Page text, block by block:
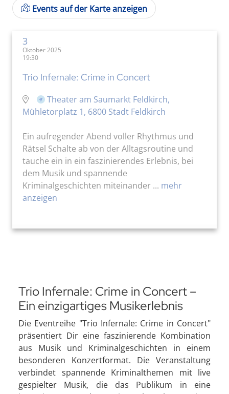
Events auf der Karte anzeigen
3
Oktober 2025
19:30
Trio Infernale: Crime in Concert
Theater am Saumarkt Feldkirch,
Mühletorplatz 1, 6800 Stadt Feldkirch
Ein aufregender Abend voller Rhythmus und
Rätsel Schalte ab von der Alltagsroutine und
tauche ein in ein faszinierendes Erlebnis, bei
dem Musik und spannende
Kriminalgeschichten miteinander ... mehr
anzeigen
Trio Infernale: Crime in Concert –
Ein einzigartiges Musikerlebnis
Die Eventreihe "Trio Infernale: Crime in Concert"
präsentiert Dir eine faszinierende Kombination
aus Musik und Kriminalgeschichten in einem
besonderen Konzertformat. Die Veranstaltung
verbindet spannende Kriminalthemen mit live
gespielter Musik, die das Publikum in eine